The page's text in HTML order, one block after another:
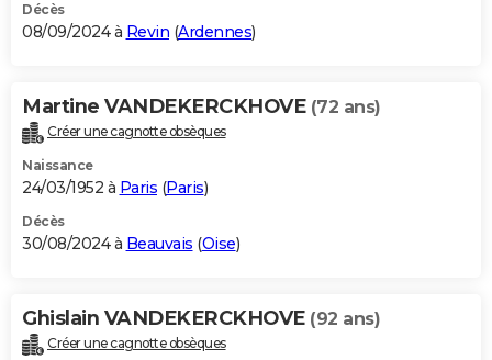
Décès
08/09/2024 à Revin (Ardennes)
Martine VANDEKERCKHOVE (72 ans)
Créer une cagnotte obsèques
Naissance
24/03/1952 à Paris (Paris)
Décès
30/08/2024 à Beauvais (Oise)
Ghislain VANDEKERCKHOVE (92 ans)
Créer une cagnotte obsèques